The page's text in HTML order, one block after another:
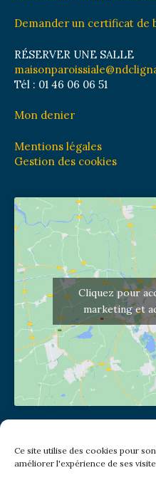
Ce site utilise des cookies pour
améliorer l'expérience de ses
Demander un certificat de
RÉSERVER UNE SALLE
Tél : 01 46 06 06 51
Mon denier
Mentions légales
Gestion des cookies
Cliquez pour
marketing et
(pas de courrier à cette
2 place Jules Joffrin - 75018